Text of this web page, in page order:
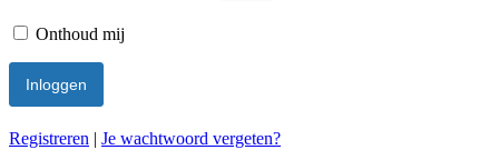
Onthoud mij
Registreren | Je wachtwoord vergeten?